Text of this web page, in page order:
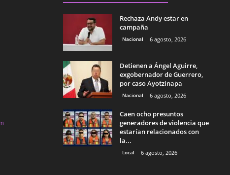
Rechaza Andy estar en
campaña
Nacional 6 agosto, 2026
Detienen a Ángel Aguirre,
exgobernador de Guerrero,
por caso Ayotzinapa
Nacional 6 agosto, 2026
Caen ocho presuntos
generadores de violencia que
estarían relacionados con
la...
Local 6 agosto, 2026